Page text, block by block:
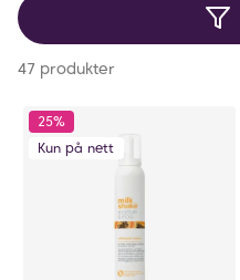
47 produkter
25%
Kun på nett